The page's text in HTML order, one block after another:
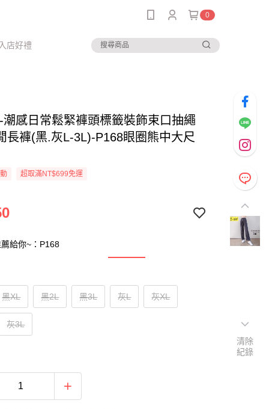
0
店好禮
潮感日常鬆緊褲頭標籤裝飾束口抽繩
長褲(黑.灰L-3L)-P168眼圈熊中大尺
超取滿NT$699免運
給你~：P168
黑XL 黑2L 黑3L 灰L 灰XL
灰3L
清除
紀錄